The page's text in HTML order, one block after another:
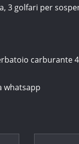
3 golfari per
carburante
whatsapp